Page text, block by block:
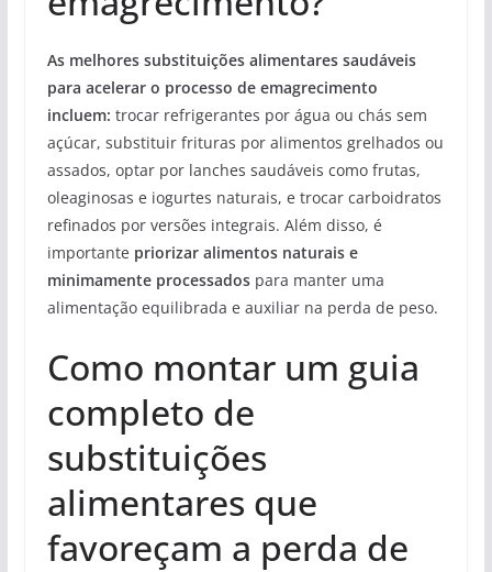
As melhores substituições alimentares saudáveis
para acelerar o processo de emagrecimento
incluem: trocar refrigerantes por água ou chás sem
açúcar, substituir frituras por alimentos grelhados ou
assados, optar por lanches saudáveis como frutas,
oleaginosas e iogurtes naturais, e trocar carboidratos
refinados por versões integrais. Além disso, é
importante priorizar alimentos naturais e
minimamente processadospara manter uma
alimentação equilibrada e auxiliar na perda de peso.
Como montar um guia
completo de
substituições
alimentares que
favoreçam a perda de